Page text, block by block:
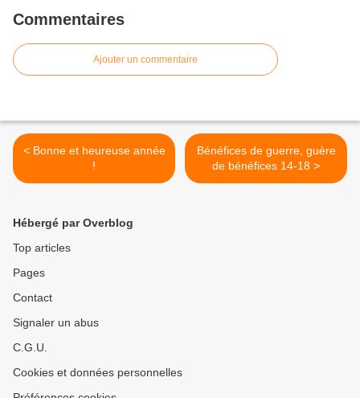
Commentaires
Ajouter un commentaire
< Bonne et heureuse année
!
Bénéfices de guerre, guère
de bénéfices 14-18 >
Hébergé par Overblog
Top articles
Pages
Contact
Signaler un abus
C.G.U.
Cookies et données personnelles